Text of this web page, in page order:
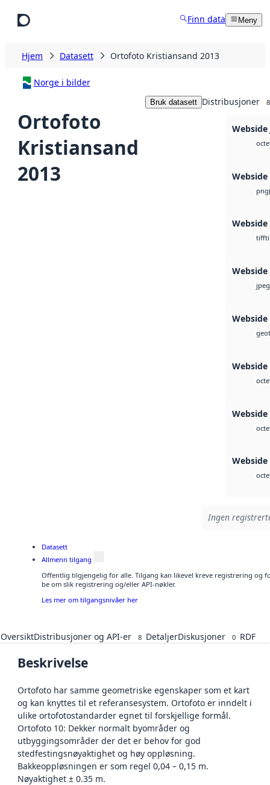
Finn data Meny
Hjem Datasett Ortofoto Kristiansand 2013
Norge i bilder
Ortofoto
Kristiansand
2013
Bruk datasett Distribusjoner 8
Webside
Webside
png
Webside
tiff
Webside
jpeg
Webside
Webside
Webside
Webside
Ingen
Datasett
Allmenn tilgang
Offentlig tilgjengelig for alle. Tilgang kan likevel kreve registrering og
be om slik registrering og/eller API-nøkler.
Les mer om tilgangsnivåer her
OversiktDistribusjoner og API-er 8 DetaljerDiskusjoner 0 RDF
Beskrivelse
Ortofoto har samme geometriske egenskaper som et kart
og kan knyttes til et referansesystem. Ortofoto er inndelt i
ulike ortofotostandarder egnet til forskjellige formål.
Ortofoto 10: Dekker normalt byområder og
utbyggingsområder der det er behov for god
stedfestingsnøyaktighet og høy oppløsning.
Bakkeoppløsningen er som regel 0,04 – 0,15 m.
Nøyaktighet ± 0.35 m.